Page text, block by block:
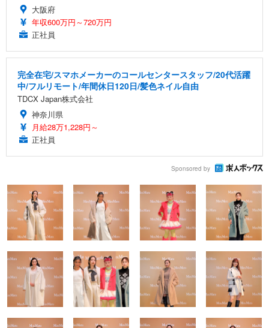
大阪府
年収600万円～720万円
正社員
完全在宅/スマホメーカーのコールセンタースタッフ/20代活躍
中/フルリモート/年間休日120日/髪色ネイル自由
TDCX Japan株式会社
神奈川県
月給28万1,228円～
正社員
Sponsored by